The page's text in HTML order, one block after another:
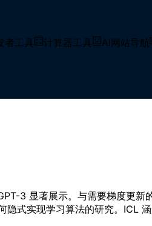
者工具 计算器工具 AI网站导航
3 显著展示。与需要梯度更
式实现学习算法的研究。ICL 涵